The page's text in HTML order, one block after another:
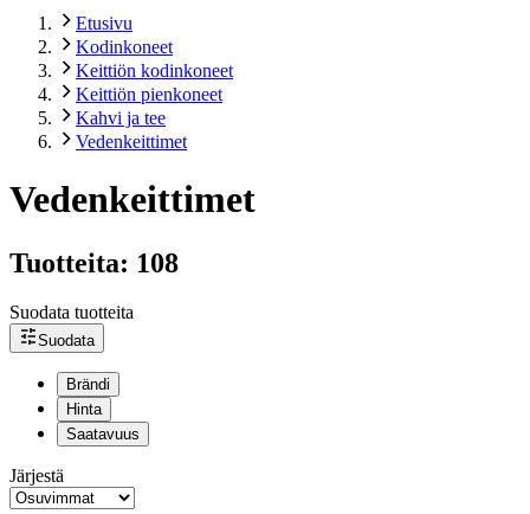
Etusivu
Kodinkoneet
Keittiön kodinkoneet
Keittiön pienkoneet
Kahvi ja tee
Vedenkeittimet
Vedenkeittimet
Tuotteita: 108
Suodata tuotteita
Suodata
Brändi
Hinta
Saatavuus
Järjestä